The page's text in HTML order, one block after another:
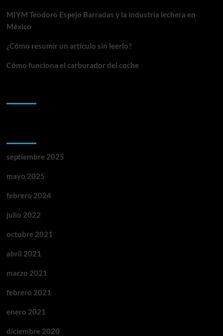
MIYM Teodoro Espejo Barradas y la industria lechera en
México
¿Cómo resumir un artículo sin leerlo?
Cómo funciona el carburador del coche
septiembre 2025
mayo 2025
febrero 2024
julio 2022
octubre 2021
abril 2021
marzo 2021
febrero 2021
enero 2021
diciembre 2020